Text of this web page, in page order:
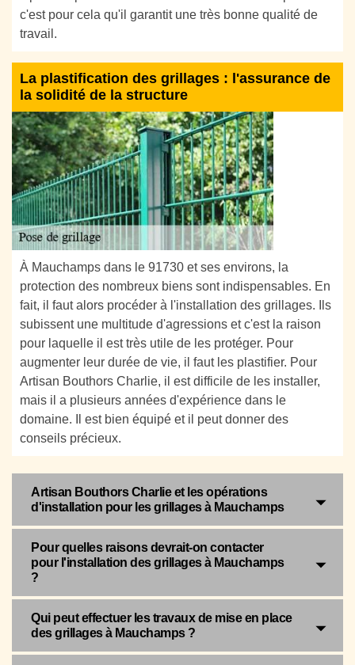
c'est pour cela qu'il garantit une très bonne qualité de
travail.
La plastification des grillages : l'assurance de
la solidité de la structure
À Mauchamps dans le 91730 et ses environs, la
protection des nombreux biens sont indispensables. En
fait, il faut alors procéder à l'installation des grillages. Ils
subissent une multitude d'agressions et c'est la raison
pour laquelle il est très utile de les protéger. Pour
augmenter leur durée de vie, il faut les plastifier. Pour
Artisan Bouthors Charlie, il est difficile de les installer,
mais il a plusieurs années d'expérience dans le
domaine. Il est bien équipé et il peut donner des
conseils précieux.
Artisan Bouthors Charlie et les opérations
d'installation pour les grillages à Mauchamps
Pour quelles raisons devrait-on contacter
pour l'installation des grillages à Mauchamps
?
Qui peut effectuer les travaux de mise en place
des grillages à Mauchamps ?